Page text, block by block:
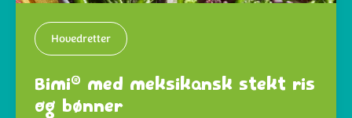
Hovedretter
Bimi® med meksikansk stekt ris
og bønner